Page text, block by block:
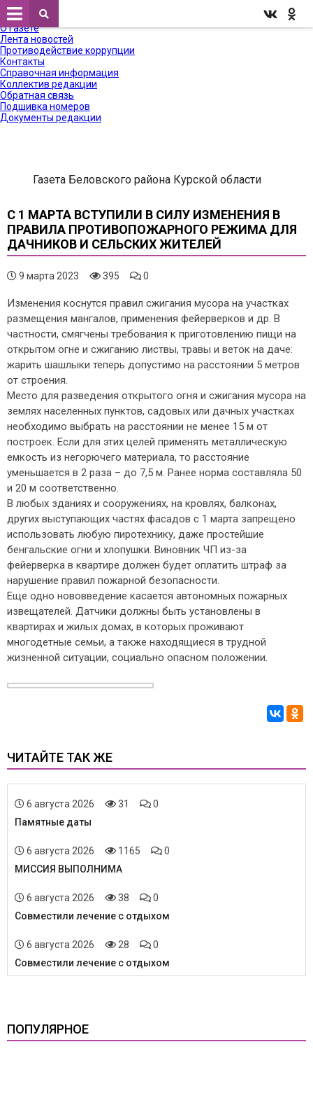
Меню
Главная
О газете
Лента новостей
Противодействие коррупции
Контакты
Справочная информация
Коллектив редакции
Обратная связь
Подшивка номеров
Документы редакции
Газета Беловского района Курской области
ПОПУЛЯРНОЕ
С 1 МАРТА ВСТУПИЛИ В СИЛУ ИЗМЕНЕНИЯ В
ПРАВИЛА ПРОТИВОПОЖАРНОГО РЕЖИМА ДЛЯ
ДАЧНИКОВ И СЕЛЬСКИХ ЖИТЕЛЕЙ
9 марта 2023 395 0
Изменения коснутся правил сжигания мусора на участках
размещения мангалов, применения фейерверков и др. В
частности, смягчены требования к приготовлению пищи на
открытом огне и сжиганию листвы, травы и веток на даче:
жарить шашлыки теперь допустимо на расстоянии 5 метров
от строения.
Место для разведения открытого огня и сжигания мусора на
землях населенных пунктов, садовых или дачных участках
необходимо выбрать на расстоянии не менее 15 м от
построек. Если для этих целей применять металлическую
емкость из негорючего материала, то расстояние
уменьшается в 2 раза – до 7,5 м. Ранее норма составляла 50
и 20 м соответственно.
В любых зданиях и сооружениях, на кровлях, балконах,
других выступающих частях фасадов с 1 марта запрещено
использовать любую пиротехнику, даже простейшие
бенгальские огни и хлопушки. Виновник ЧП из-за
фейерверка в квартире должен будет оплатить штраф за
нарушение правил пожарной безопасности.
Еще одно нововведение касается автономных пожарных
извещателей. Датчики должны быть установлены в
квартирах и жилых домах, в которых проживают
многодетные семьи, а также находящиеся в трудной
жизненной ситуации, социально опасном положении.
ЧИТАЙТЕ ТАК ЖЕ
6 августа 2026 31
0
Памятные даты
6 августа 2026 1165
0
МИССИЯ ВЫПОЛНИМА
6 августа 2026 38
0
Совместили лечение с отдыхом
6 августа 2026 28
0
Совместили лечение с отдыхом